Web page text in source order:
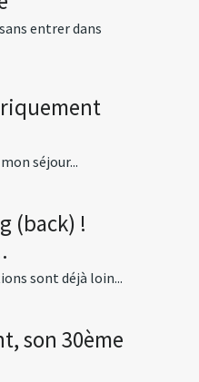
entrer dans
séjour...
(back) !
sont déjà loin...
son 30ème